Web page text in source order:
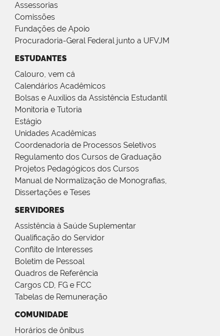
Assessorias
Comissões
Fundações de Apoio
Procuradoria-Geral Federal junto a UFVJM
ESTUDANTES
Calouro, vem cá
Calendários Acadêmicos
Bolsas e Auxílios da Assistência Estudantil
Monitoria e Tutoria
Estágio
Unidades Acadêmicas
Coordenadoria de Processos Seletivos
Regulamento dos Cursos de Graduação
Projetos Pedagógicos dos Cursos
Manual de Normalização de Monografias,
Dissertações e Teses
SERVIDORES
Assistência à Saúde Suplementar
Qualificação do Servidor
Conflito de Interesses
Boletim de Pessoal
Quadros de Referência
Cargos CD, FG e FCC
Tabelas de Remuneração
COMUNIDADE
Horários de ônibus